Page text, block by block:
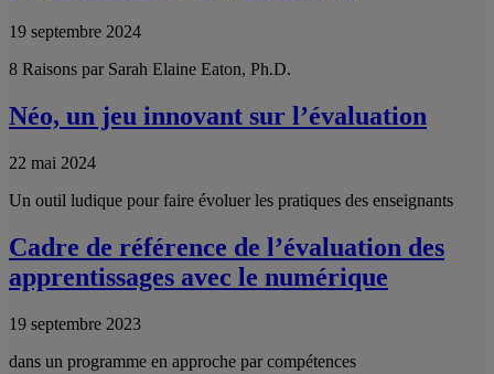
19 septembre 2024
8 Raisons par Sarah Elaine Eaton, Ph.D.
Néo, un jeu innovant sur l’évaluation
22 mai 2024
Un outil ludique pour faire évoluer les pratiques des enseignants
Cadre de référence de l’évaluation des
apprentissages avec le numérique
19 septembre 2023
dans un programme en approche par compétences